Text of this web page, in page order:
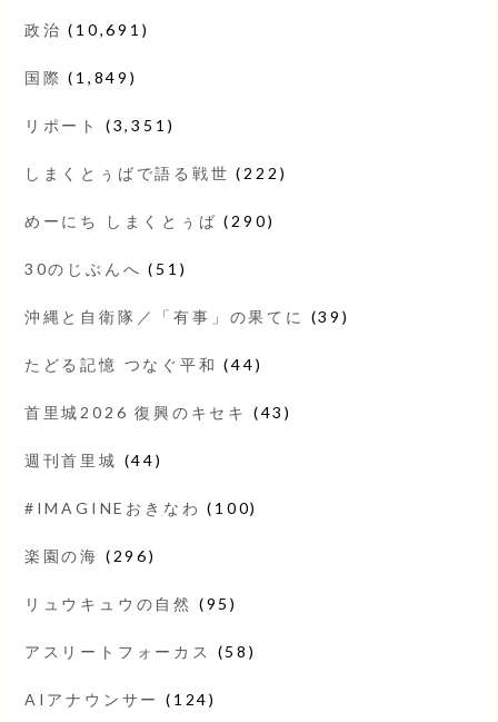
政治 (10,691)
国際 (1,849)
リポート (3,351)
しまくとぅばで語る戦世 (222)
めーにち しまくとぅば (290)
30のじぶんへ (51)
沖縄と自衛隊／「有事」の果てに (39)
たどる記憶 つなぐ平和 (44)
首里城2026 復興のキセキ (43)
週刊首里城 (44)
#IMAGINEおきなわ (100)
楽園の海 (296)
リュウキュウの自然 (95)
アスリートフォーカス (58)
AIアナウンサー (124)